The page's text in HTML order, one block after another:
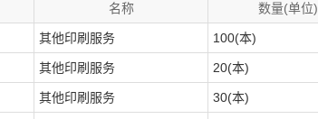
名称 数量(单位)
其他印刷服务 100(本)
其他印刷服务 20(本)
其他印刷服务 30(本)